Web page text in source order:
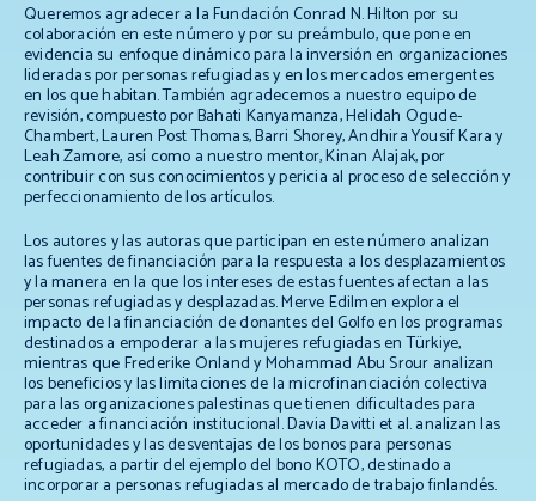
Queremos agradecer a la Fundación Conrad N. Hilton por su
colaboración en este número y por su preámbulo, que pone en
evidencia su enfoque dinámico para la inversión en organizaciones
lideradas por personas refugiadas y en los mercados emergentes
en los que habitan. También agradecemos a nuestro equipo de
revisión, compuesto por Bahati Kanyamanza, Helidah Ogude-
Chambert, Lauren Post Thomas, Barri Shorey, Andhira Yousif Kara y
Leah Zamore, así como a nuestro mentor, Kinan Alajak, por
contribuir con sus conocimientos y pericia al proceso de selección y
perfeccionamiento de los artículos.
Los autores y las autoras que participan en este número analizan
las fuentes de financiación para la respuesta a los desplazamientos
y la manera en la que los intereses de estas fuentes afectan a las
personas refugiadas y desplazadas. Merve Edilmen explora el
impacto de la financiación de donantes del Golfo en los programas
destinados a empoderar a las mujeres refugiadas en Türkiye,
mientras que Frederike Onland y Mohammad Abu Srour analizan
los beneficios y las limitaciones de la microfinanciación colectiva
para las organizaciones palestinas que tienen dificultades para
acceder a financiación institucional. Davia Davittiet al.analizan las
oportunidades y las desventajas de los bonos para personas
refugiadas, a partir del ejemplo del bono KOTO, destinado a
incorporar a personas refugiadas al mercado de trabajo finlandés.